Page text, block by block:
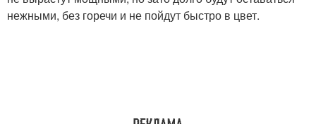
нежными, без горечи и не пойдут быстро в цвет.